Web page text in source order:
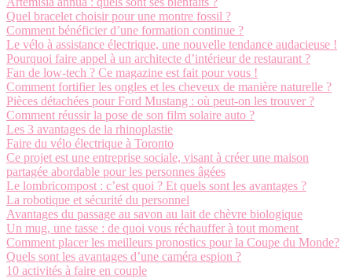
Quel bracelet choisir pour une montre fossil ?
Comment bénéficier d’une formation continue ?
Le vélo à assistance électrique, une nouvelle tendance audacieuse !
Pourquoi faire appel à un architecte d’intérieur de restaurant ?
Fan de low-tech ? Ce magazine est fait pour vous !
Comment fortifier les ongles et les cheveux de manière naturelle ?
Pièces détachées pour Ford Mustang : où peut-on les trouver ?
Comment réussir la pose de son film solaire auto ?
Les 3 avantages de la rhinoplastie
Faire du vélo électrique à Toronto
Ce projet est une entreprise sociale, visant à créer une maison
partagée abordable pour les personnes âgées
Le lombricompost : c’est quoi ? Et quels sont les avantages ?
La robotique et sécurité du personnel
Avantages du passage au savon au lait de chèvre biologique
Un mug, une tasse : de quoi vous réchauffer à tout moment
Comment placer les meilleurs pronostics pour la Coupe du Monde?
Quels sont les avantages d’une caméra espion ?
10 activités à faire en couple